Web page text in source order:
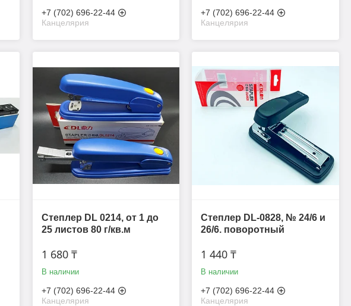
+7 (702) 696-22-44
Канцелярия
+7 (702) 696-22-44
Канцелярия
Степлер DL 0214, от 1 до
25 листов 80 г/кв.м
1 680 ₸
В наличии
+7 (702) 696-22-44
Канцелярия
Степлер DL-0828, № 24/6 и
26/6. поворотный
1 440 ₸
В наличии
+7 (702) 696-22-44
Канцелярия